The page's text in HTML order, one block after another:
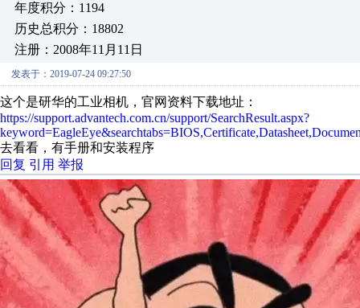
年度积分：1194
历史总积分：18802
注册：2008年11月11日
发表于：2019-07-24 09:27:50
这个是研华的工业相机，官网资料下载地址：
https://support.advantech.com.cn/support/SearchResult.aspx?
去看看，有手册和安装程序
回复 引用 举报